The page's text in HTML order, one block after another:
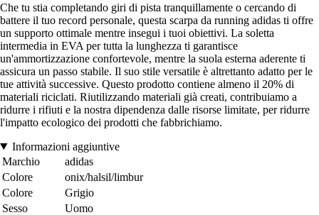
Che tu stia completando giri di pista tranquillamente o cercando di
battere il tuo record personale, questa scarpa da running adidas ti offre
un supporto ottimale mentre insegui i tuoi obiettivi. La soletta
intermedia in EVA per tutta la lunghezza ti garantisce
un'ammortizzazione confortevole, mentre la suola esterna aderente ti
assicura un passo stabile. Il suo stile versatile è altrettanto adatto per le
tue attività successive. Questo prodotto contiene almeno il 20% di
materiali riciclati. Riutilizzando materiali già creati, contribuiamo a
ridurre i rifiuti e la nostra dipendenza dalle risorse limitate, per ridurre
l'impatto ecologico dei prodotti che fabbrichiamo.
Informazioni aggiuntive
Marchio
adidas
Colore
onix/halsil/limbur
Colore
Grigio
Sesso
Uomo